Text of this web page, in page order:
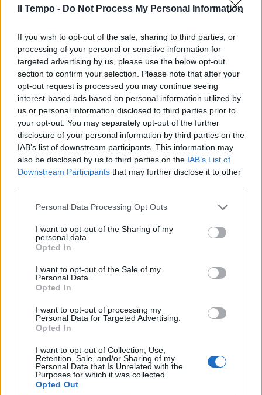
Il Tempo - Do Not Process My Personal Information
If you wish to opt-out of the sale, sharing to third parties, or
processing of your personal or sensitive information for
targeted advertising by us, please use the below opt-out
section to confirm your selection. Please note that after your
opt-out request is processed you may continue seeing
interest-based ads based on personal information utilized by
us or personal information disclosed to third parties prior to
your opt-out. You may separately opt-out of the further
disclosure of your personal information by third parties on the
IAB’s list of downstream participants. This information may
also be disclosed by us to third parties on the IAB’s List of
Downstream Participants that may further disclose it to other
Personal Data Processing Opt Outs
I want to opt-out of the Sharing of my
personal data.
Opted In
I want to opt-out of the Sale of my
Personal Data.
Opted In
I want to opt-out of processing my
Personal Data for Targeted Advertising.
Opted In
I want to opt-out of Collection, Use,
Retention, Sale, and/or Sharing of my
Personal Data that Is Unrelated with the
Purposes for which it was collected.
Opted Out
Servono consulenti esperti per
valutare gli effetti della finanza
derivata nei bilanci degli enti
01/04/2009
«Torna Veron? È un'idea da
valutare»
10/01/2009
valutare ...
15/12/2008
emendamenti del Pd»
08/07/2008